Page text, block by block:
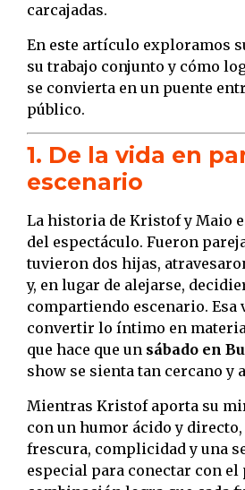
carcajadas.
En este artículo exploramos
su trabajo conjunto y cómo
se convierta en un puente
público.
1. De la vida en
escenario
La historia de Kristof y Maio
del espectáculo. Fueron
tuvieron dos hijas,
y, en lugar de alejarse,
compartiendo escenario. Esa
convertir lo íntimo en
que hace que un sábado en
show se sienta tan cercano y
Mientras Kristof aporta su
con un humor ácido y
frescura, complicidad y una
especial para conectar con el